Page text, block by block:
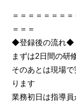
＝＝＝＝＝＝＝
＝＝＝
◆登録後の流れ◆
まずは2日間の研
そのあとは現場
ります
業務初日は指導員